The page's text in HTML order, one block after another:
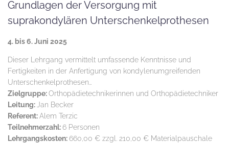
Grundlagen der Versorgung mit
suprakondylären Unterschenkelprothesen
4. bis 6. Juni 2025
Dieser Lehrgang vermittelt umfassende Kenntnisse und
Fertigkeiten in der Anfertigung von kondylenumgreifenden
Unterschenkelprothesen…
Zielgruppe:Orthopädietechnikerinnen und Orthopädietechniker
Leitung: Jan Becker
Referent:Alem Terzic
Teilnehmerzahl:6 Personen
Lehrgangskosten:660,00 € zzgl. 210,00 € Materialpauschale